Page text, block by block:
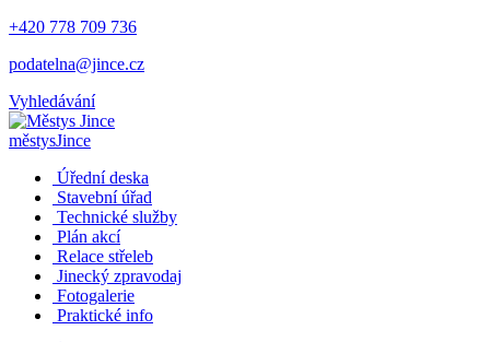
+420 778 709 736
podatelna@jince.cz
Vyhledávání
městysJince
Úřední deska
Stavební úřad
Technické služby
Plán akcí
Relace střeleb
Jinecký zpravodaj
Fotogalerie
Praktické info